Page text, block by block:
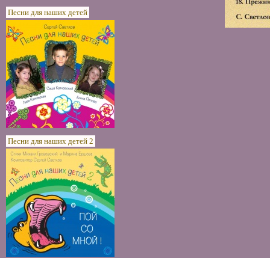
Песни для наших детей
Песни для наших детей 2